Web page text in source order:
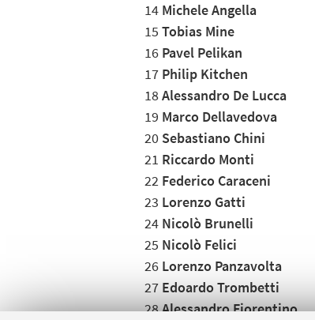
14 Michele Angella
15Tobias Mine
16 Pavel Pelikan
17 Philip Kitchen
18Alessandro De Lucca
19 Marco Dellavedova
20 Sebastiano Chini
21 Riccardo Monti
22 Federico Caraceni
23 Lorenzo Gatti
24 Nicolò Brunelli
25 Nicolò Felici
26 Lorenzo Panzavolta
27 Edoardo Trombetti
28Alessandro Fiorentino